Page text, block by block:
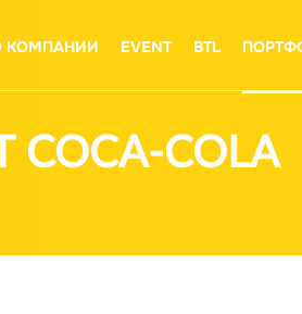
КОМПАНИИ EVENT BTL
COLA